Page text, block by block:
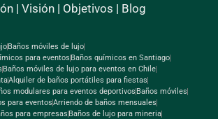
| Visión| Objetivos | Blog
Baños móviles de lujo
para eventos Baños químicos en Santiago
Baños móviles de lujo para eventos en Chile
Alquiler de baños portátiles para fiestas
modulares para eventos deportivos Baños móviles
para eventosArriendo de baños mensuales
para empresas Baños de lujo para mineria